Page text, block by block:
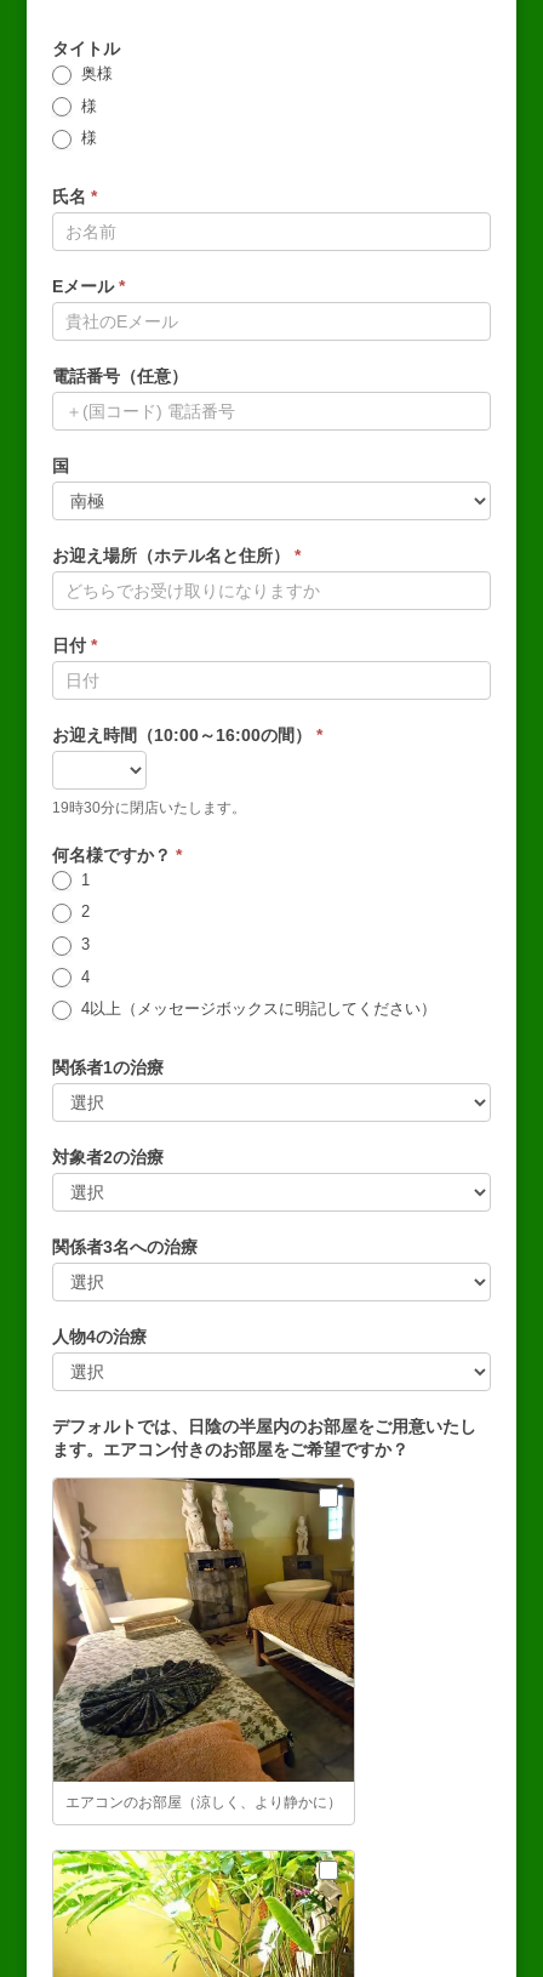
タイトル
奥様
様
様
氏名 *
Eメール*
電話番号（任意）
国
お迎え場所（ホテル名と住所） *
日付 *
お迎え時間（10:00～16:00の間） *
19時30分に閉店いたします。
何名様ですか？ *
1
2
3
4
4以上（メッセージボックスに明記してください）
関係者1の治療
係
者
治
療
対象者2の治療
象
者
治
療
関係者3名への治療
係
者
へ
の
療
人物4の治療
物
4
治
療
デフォルトでは、日陰の半屋内のお部屋をご用意いたし
ます。エアコン付きのお部屋をご希望ですか？
エアコンのお部屋（涼しく、より静かに）